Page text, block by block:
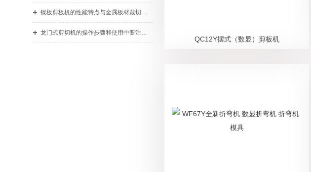
镍板剪板机的性能特点与金属板材裁切应用
龙门式剪切机的操作步骤和使用中要注意的细节
QC12Y摆式（数显）剪板机